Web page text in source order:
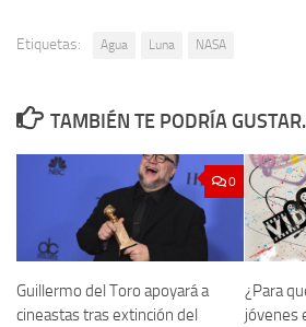
Etiquetas: Agua Luna NASA
TAMBIÉN TE PODRÍA
0
Guillermo del Toro apoyará a
cineastas tras extinción del
¿Para
jóvenes